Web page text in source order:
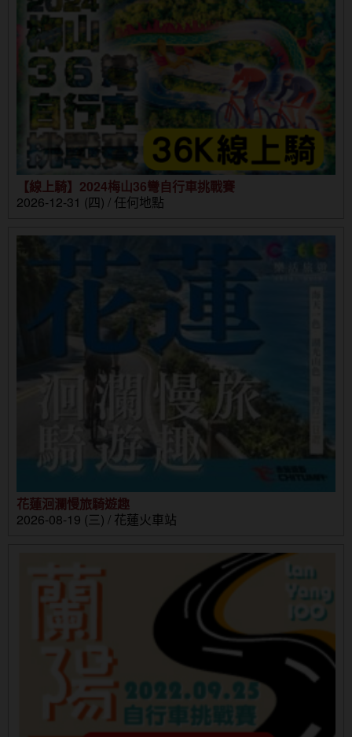
【線上騎】2024梅山36彎自行車挑戰賽
2026-12-31 (四) / 任何地點
花蓮洄瀾慢旅騎遊趣
2026-08-19 (三) / 花蓮火車站